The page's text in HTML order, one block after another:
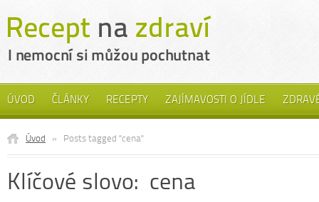
ÚVOD ČLÁNKY RECEPTY ZAJÍMAVOSTI O JÍDLE
Úvod » Posts tagged "cena"
Klíčové slovo: cena